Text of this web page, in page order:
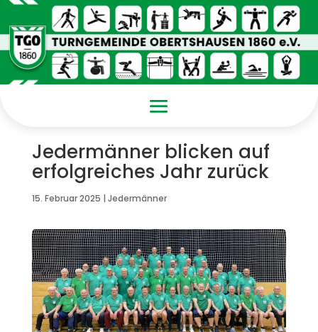
Jedermänner blicken auf
erfolgreiches Jahr zurück
15. Februar 2025 | Jedermänner